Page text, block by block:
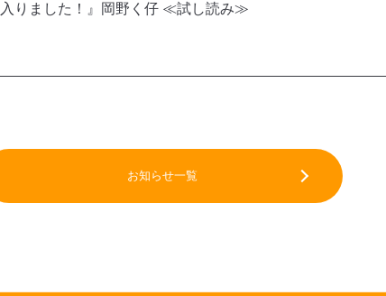
入りました！』岡野く仔 ≪試し読み≫
お知らせ一覧